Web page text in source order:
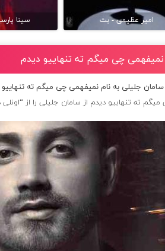
امیر عظیمی - بت سینا
نمیفهمی چی میگم ته تنهاییو دیدم
سامان جلیلی به نام نمیفهمی چی میگم ته
ته تنهاییو دیدم از سامان جلیلی را از